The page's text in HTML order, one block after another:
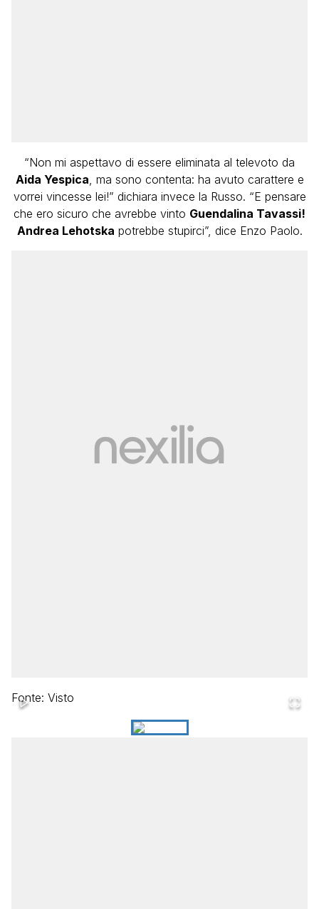
“Non mi aspettavo di essere eliminata al televoto da
Aida Yespica , ma sono contenta: ha avuto carattere e
vorrei vincesse lei!” dichiara invece la Russo. “E pensare
che ero sicuro che avrebbe vinto Guendalina Tavassi!
Andrea Lehotska potrebbe stupirci”, dice Enzo Paolo.
Fonte: Visto